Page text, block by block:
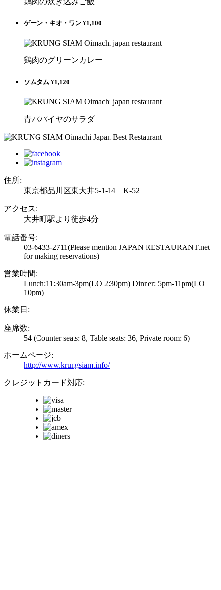
鶏肉の炊き込みご飯
ゲーン・キオ・ワン ¥1,100
鶏肉のグリーンカレー
ソムタム ¥1,120
青パパイヤのサラダ
住所:
東京都品川区東大井5-1-14 K-52
アクセス:
大井町駅より徒歩4分
電話番号:
03-6433-2711(Please mention JAPAN RESTAURANT.net
for making reservations)
営業時間:
Lunch:11:30am-3pm(LO 2:30pm) Dinner: 5pm-11pm(LO
10pm)
休業日:
座席数:
54 (Counter seats: 8, Table seats: 36, Private room: 6)
ホームページ:
http://www.krungsiam.info/
クレジットカード対応: